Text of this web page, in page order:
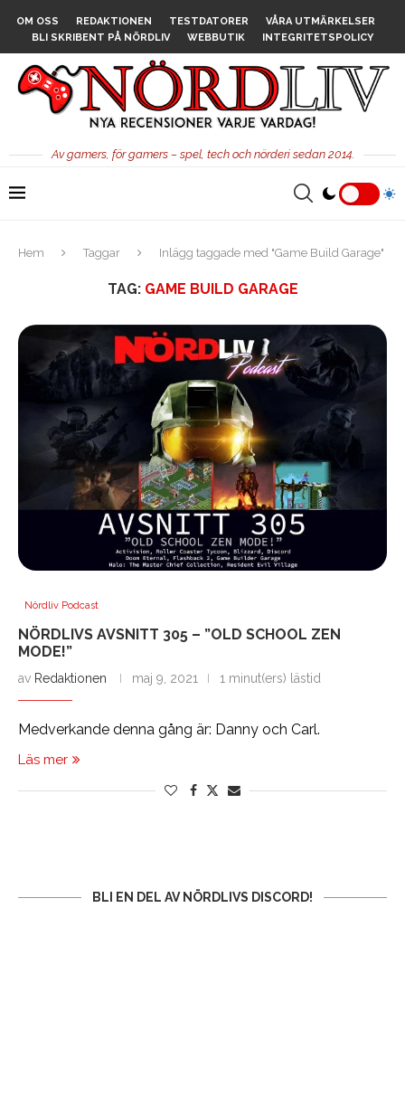
OM OSS REDAKTIONEN TESTDATORER
VÅRA UTMÄRKELSER
BLI SKRIBENT PÅ NÖRDLIV
WEBBUTIK INTEGRITETSPOLICY
Av gamers, för gamers – spel, tech och nörderi sedan 2014.
Hem Taggar Inlägg taggade med "Game Build Garage"
TAG: GAME BUILD GARAGE
Nördliv Podcast
NÖRDLIVS AVSNITT 305 – ”OLD SCHOOL ZEN
MODE!”
av Redaktionen maj 9, 2021 1 minut(ers) lästid
Medverkande denna gång är: Danny och Carl.
Läs mer
BLI EN DEL AV NÖRDLIVS DISCORD!